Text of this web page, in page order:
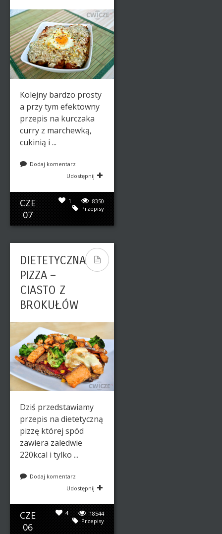
Kolejny bardzo prosty
a przy tym efektowny
przepis na kurczaka
curry z marchewką,
cukinią i ...
Dodaj komentarz
Udostępnij
CZE
07
8350
1
Przepisy
DIETETYCZNA
PIZZA –
CIASTO Z
BROKUŁÓW
Dziś przedstawiamy
przepis na dietetyczną
pizzę której spód
zawiera zaledwie
220kcal i tylko ...
Dodaj komentarz
Udostępnij
CZE
06
18544
4
Przepisy